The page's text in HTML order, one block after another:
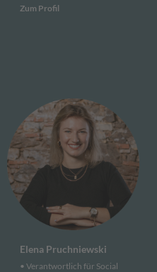
Zum Profil
Elena Pruchniewski
• Verantwortlich für Social